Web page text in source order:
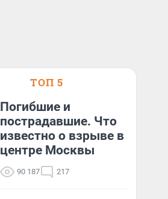
ТОП 5
Погибшие и
пострадавшие. Что
известно о взрыве в
центре Москвы
90 187 217